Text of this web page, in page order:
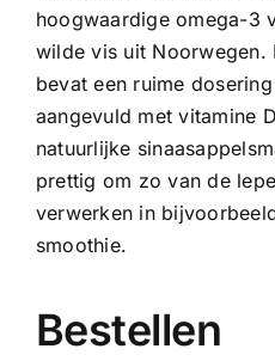
hoogwaardige omega-3
wilde vis uit Noorwegen.
bevat een ruime
aangevuld met vitamine
natuurlijke
prettig om zo van de
verwerken in
smoothie.
Bestellen